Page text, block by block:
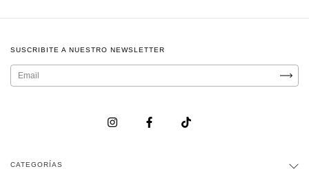
SUSCRIBITE A NUESTRO NEWSLETTER
CATEGORÍAS